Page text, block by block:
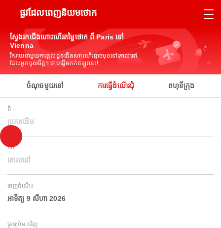
ផ្លូវដែលពេញនិយមថោក
ស្វែងរកជើងហោះហើរតម្លៃថោក ពី Paris ទៅ
Vienna
រីករាយជាមួយការផ្តល់ជូនជើងហោះហើរផ្តាច់មុខទៅគោលដៅ
ដែលអ្នកចូលចិត្ត។ ចាប់ផ្តើមកក់ឥឡូវនេះ!
ចំណុចមួយទៅ ការធ្វើដំណើរជុំ ពហុទីក្រុង
ពី
ប្រភពដើម
ទៅ
គោលដៅ
ចេញដំណើរ
អាទិត្យ 9 សីហា 2026
ត្រឡប់មកវិញ